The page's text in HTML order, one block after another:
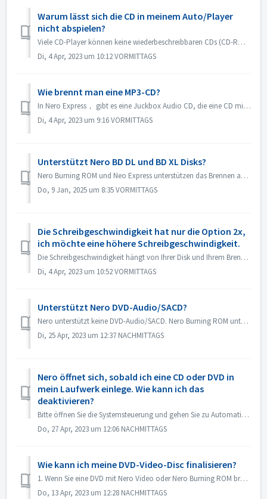
Warum lässt sich die CD in meinem Auto/Player
nicht abspielen?
Viele CD-Player können keine wiederbeschreibbaren CDs (CD-RW) lesen. Sie sollten daher normale CD-ROMs zum Brennen von Audio-CDs verwenden.
Di, 4 Apr, 2023 um 10:12 VORMITTAGS
Wie brennt man eine MP3-CD?
In Nero Express， gibt es eine Juckbox Audio CD, die eine CD mit all Ihren Lieblings-MP3-, WMA- oder Nero AAC-Dateien erstellt, die auf jedem PC oder CD/DVD-...
Di, 4 Apr, 2023 um 9:16 VORMITTAGS
Unterstützt Nero BD DL und BD XL Disks?
Nero Burning ROM und Neo Express unterstützen das Brennen auf BD DL- (50 GB) und BD XL-Discs (100 GB und 128 G). Nero Video unterstützt das Brennen auf BD D...
Do, 9 Jan, 2025 um 8:35 VORMITTAGS
Die Schreibgeschwindigkeit hat nur die Option 2x,
ich möchte eine höhere Schreibgeschwindigkeit.
Die Schreibgeschwindigkeit hängt von Ihrer Disk und Ihrem Brenner ab. Nero Burning ROM erkennt automatisch den Brenner und die Disk und listet die verfügbar...
Di, 4 Apr, 2023 um 10:52 VORMITTAGS
Unterstützt Nero DVD-Audio/SACD?
Nero unterstützt keine DVD-Audio/SACD. Nero Burning ROM unterstützt nur das Brennen von Audio-CDs mit 44100 hz.
Di, 25 Apr, 2023 um 12:37 NACHMITTAGS
Nero öffnet sich, sobald ich eine CD oder DVD in
mein Laufwerk einlege. Wie kann ich das
deaktivieren?
Bitte öffnen Sie die Systemsteuerung und gehen Sie zu Automatische Wiedergabe. Suchen Sie die Einstellung der einzelnen DVDs oder CDs. Setzen Sie diese auf ...
Do, 27 Apr, 2023 um 12:06 NACHMITTAGS
Wie kann ich meine DVD-Video-Disc finalisieren?
1. Wenn Sie eine DVD mit Nero Video oder Nero Burning ROM brennen, wird die Disk automatisch finalisiert und kann auf den meisten Playern wiedergegeben werd...
Do, 13 Apr, 2023 um 12:28 NACHMITTAGS